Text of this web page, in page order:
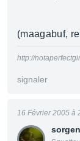
(maagabuf,
http://
signaler
16 Février 2005 à